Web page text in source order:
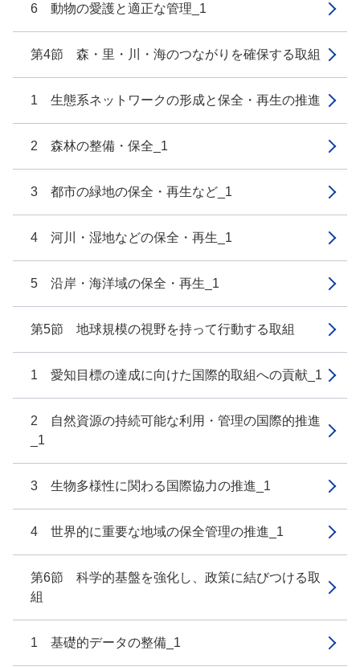
6 動物の愛護と適正な管理_1
第4節 森・里・川・海のつながりを確保する取組
1 生態系ネットワークの形成と保全・再生の推進
2 森林の整備・保全_1
3 都市の緑地の保全・再生など_1
4 河川・湿地などの保全・再生_1
5 沿岸・海洋域の保全・再生_1
第5節 地球規模の視野を持って行動する取組
1 愛知目標の達成に向けた国際的取組への貢献_1
2 自然資源の持続可能な利用・管理の国際的推進
_1
3 生物多様性に関わる国際協力の推進_1
4 世界的に重要な地域の保全管理の推進_1
第6節 科学的基盤を強化し、政策に結びつける取
組
1 基礎的データの整備_1